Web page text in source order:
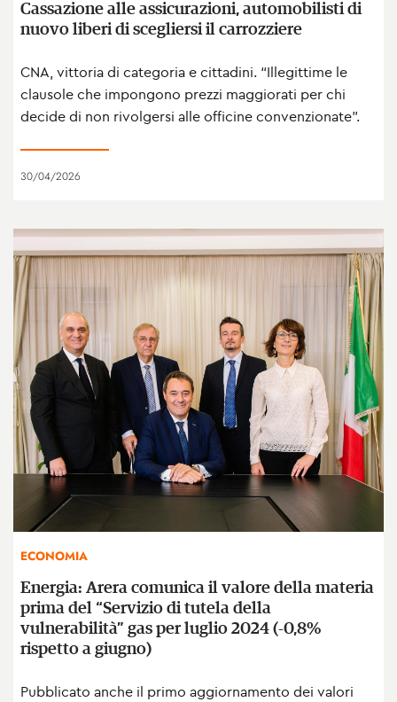
Cassazione alle assicurazioni, automobilisti di
nuovo liberi di scegliersi il carrozziere
CNA, vittoria di categoria e cittadini. “Illegittime le
clausole che impongono prezzi maggiorati per chi
decide di non rivolgersi alle officine convenzionate”.
30/04/2026
ECONOMIA
Energia: Arera comunica il valore della materia
prima del “Servizio di tutela della
vulnerabilità” gas per luglio 2024 (-0,8%
rispetto a giugno)
Pubblicato anche il primo aggiornamento dei valori